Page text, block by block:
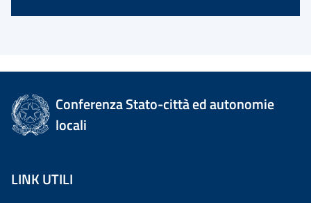
Conferenza Stato-città ed autonomie
locali
LINK UTILI